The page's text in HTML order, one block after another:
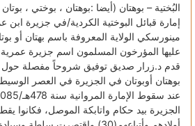
البُختية – بوهتان (أيضا :بوهتان ، بوختي ،
إمارة قبائل البوختية الكردية/في جزيرة ابن
مينورسكي الولاية المعروفة باسم بهتان أو
عليها المؤرخون المسلمون اسم جزيرة عمرية
قدم د.زرار صديق توفيق شروحاً مفصلة حول
بوهتان أوبوتان في الجزيرة في العصر
الجزيرة بيد حكام واتابكة الموصل، فكانوا